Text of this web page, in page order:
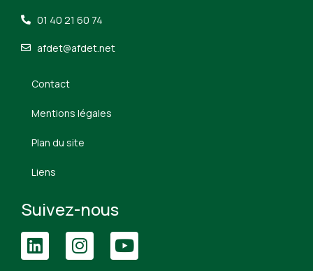
01 40 21 60 74
afdet@afdet.net
Contact
Mentions légales
Plan du site
Liens
Suivez-nous